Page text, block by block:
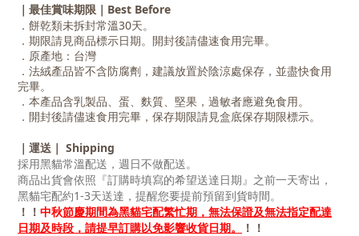
｜最佳賞味期限｜Best Before
．餅乾類未拆封常溫30天。
．期限請見商品標示日期。開封後請儘速食用完畢。
．原產地：台灣
．法絨產品皆不含防腐劑，建議放置於陰涼處保存，並盡快食用
完畢。
．本產品含乳製品、蛋、麩質、堅果，過敏者應避免食用。
．開封後請儘速食用完畢，保存期限請見盒底保存期限標示。
｜運送｜ Shipping
採用黑貓常溫配送，週日不做配送。
商品出貨會依照『訂購時填寫的希望送達日期』之前一天寄出，
黑貓宅配約1-3天送達，提醒您要提前預留到貨時間。
！！ 中秋節慶期間為黑貓宅配繁忙期，無法保證及無法指定配達
日期及時段，請提早訂購以免影響收貨日期。
！！